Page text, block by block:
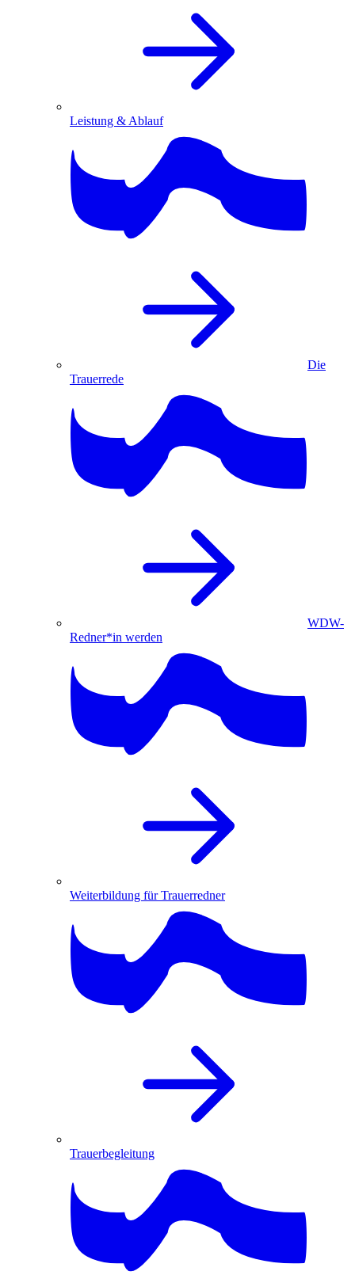
Leistung & Ablauf
Die
Trauerrede
WDW-
Redner*in werden
Weiterbildung für Trauerredner
Trauerbegleitung